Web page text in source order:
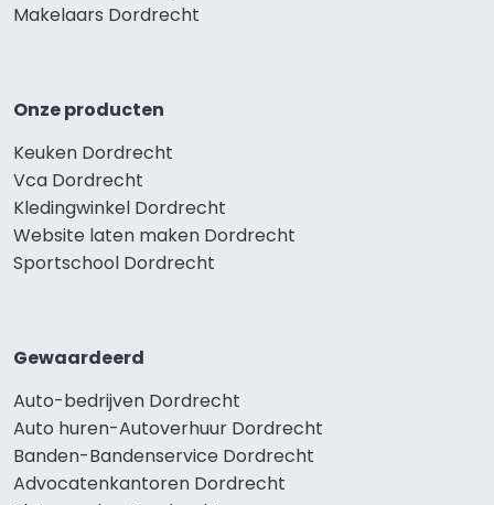
Makelaars Dordrecht
Onze producten
Keuken Dordrecht
Vca Dordrecht
Kledingwinkel Dordrecht
Website laten maken Dordrecht
Sportschool Dordrecht
Gewaardeerd
Auto-bedrijven Dordrecht
Auto huren-Autoverhuur Dordrecht
Banden-Bandenservice Dordrecht
Advocatenkantoren Dordrecht